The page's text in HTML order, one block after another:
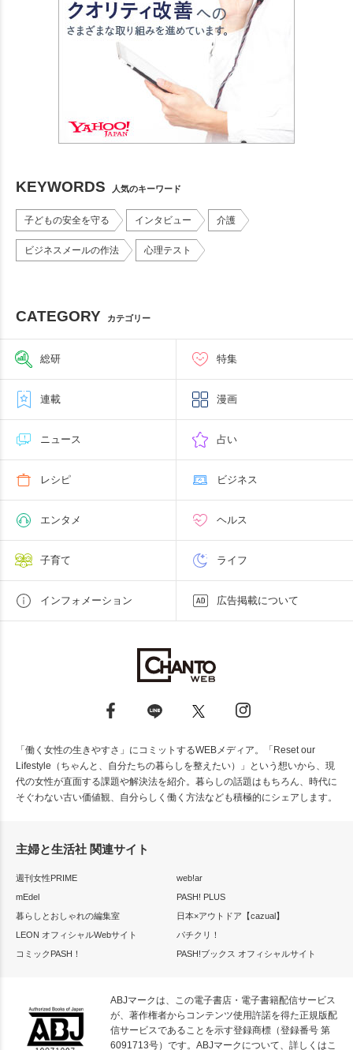
KEYWORDS 人気のキーワード
子どもの安全を守る インタビュー 介護
ビジネスメールの作法 心理テスト
CATEGORY カテゴリー
総研 特集
連載 漫画
ニュース 占い
レシピ ビジネス
エンタメ ヘルス
子育て ライフ
インフォメーション 広告掲載について
「働く女性の生きやすさ」にコミットするWEBメディア。「Reset our
Lifestyle（ちゃんと、自分たちの暮らしを整えたい）」という想いから、現
代の女性が直面する課題や解決法を紹介。暮らしの話題はもちろん、時代に
そぐわない古い価値観、自分らしく働く方法なども積極的にシェアします。
主婦と生活社 関連サイト
週刊女性PRIME
web!ar
mEdel
PASH! PLUS
暮らしとおしゃれの編集室
日本×アウトドア【cazual】
LEON オフィシャルWebサイト
パチクリ！
コミックPASH！
PASH!ブックス オフィシャルサイト
ABJマークは、この電子書店・電子書籍配信サービス
が、著作権者からコンテンツ使用許諾を得た正規版配
信サービスであることを示す登録商標（登録番号 第
6091713号）です。ABJマークについて、詳しくはこ